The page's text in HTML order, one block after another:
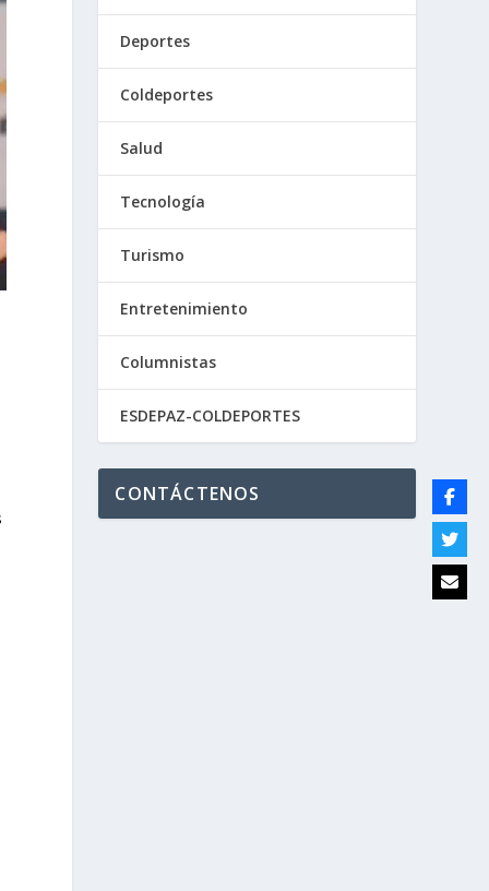
Deportes
Coldeportes
Salud
Tecnología
Turismo
Entretenimiento
Columnistas
ESDEPAZ-COLDEPORTES
CONTÁCTENOS